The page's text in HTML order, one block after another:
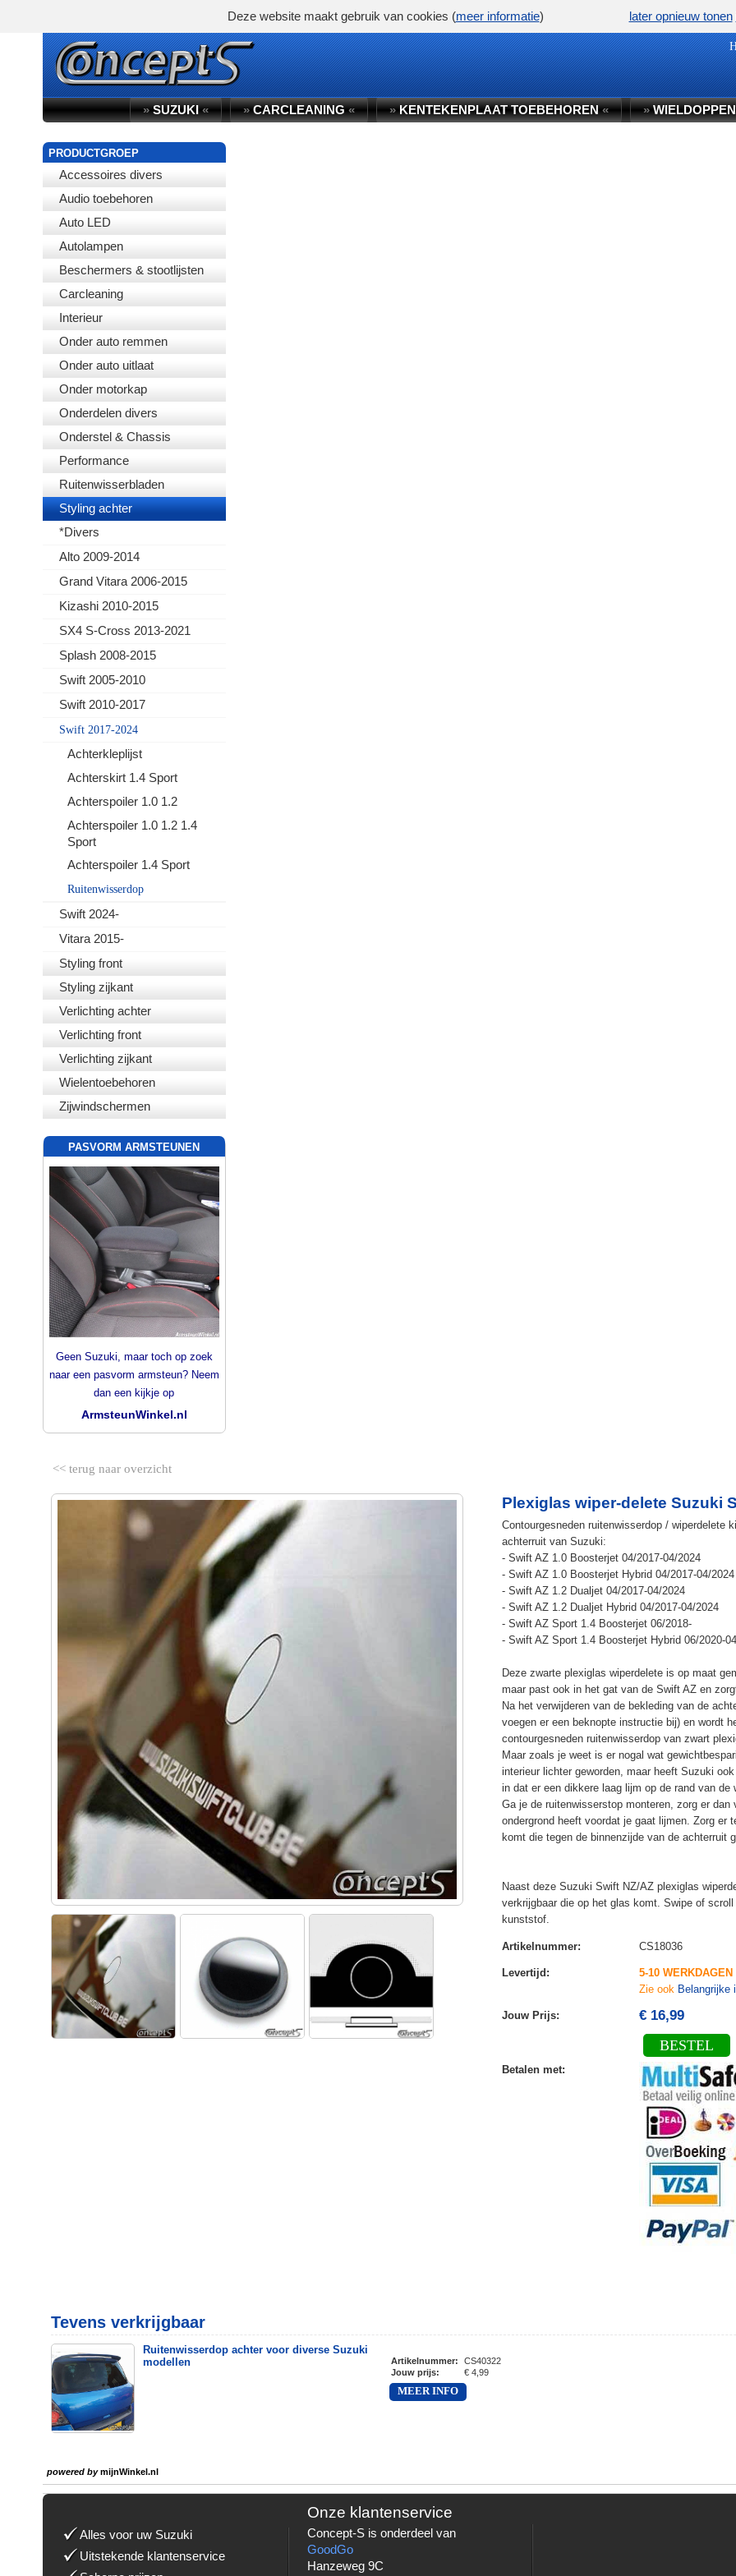
»SUZUKI« »CARCLEANING« »KENTEKENPLAAT TOEBEHOREN« »
PRODUCTGROEP
Accessoires divers
Audio toebehoren
Auto LED
Autolampen
Beschermers & stootlijsten
Carcleaning
Interieur
Onder auto remmen
Onder auto uitlaat
Onder motorkap
Onderdelen divers
Onderstel & Chassis
Performance
Ruitenwisserbladen
Styling achter
*Divers
Alto 2009-2014
Grand Vitara 2006-2015
Kizashi 2010-2015
SX4 S-Cross 2013-2021
Splash 2008-2015
Swift 2005-2010
Swift 2010-2017
Swift 2017-2024
Achterkleplijst
Achterskirt 1.4 Sport
Achterspoiler 1.0 1.2
Achterspoiler 1.0 1.2 1.4
Sport
Achterspoiler 1.4 Sport
Ruitenwisserdop
Swift 2024-
Vitara 2015-
Styling front
Styling zijkant
Verlichting achter
Verlichting front
Verlichting zijkant
Wielentoebehoren
Zijwindschermen
PASVORM ARMSTEUNEN
Geen Suzuki, maar toch op zoek
naar een pasvorm armsteun? Neem
dan een kijkje op
ArmsteunWinkel.nl
<< terug naar overzicht
Plexiglas wiper-delete Suzuki
Contourgesneden ruitenwisserdop / wiperdelete
achterruit van Suzuki:
- Swift AZ 1.0 Boosterjet 04/2017-04/2024
- Swift AZ 1.0 Boosterjet Hybrid 04/2017-04/2024
- Swift AZ 1.2 Dualjet 04/2017-04/2024
- Swift AZ 1.2 Dualjet Hybrid 04/2017-04/2024
- Swift AZ Sport 1.4 Boosterjet 06/2018-
- Swift AZ Sport 1.4 Boosterjet Hybrid 06/2020-
Deze zwarte plexiglas wiperdelete is op maat
maar past ook in het gat van de Swift AZ en
Na het verwijderen van de bekleding van de
voegen er een beknopte instructie bij) en wordt
contourgesneden ruitenwisserdop van zwart
Maar zoals je weet is er nogal wat
interieur lichter geworden, maar heeft Suzuki
in dat er een dikkere laag lijm op de rand van de
Ga je de ruitenwisserstop monteren, zorg er
ondergrond heeft voordat je gaat lijmen. Zorg er
komt die tegen de binnenzijde van de achterruit
Naast deze Suzuki Swift NZ/AZ plexiglas
verkrijgbaar die op het glas komt. Swipe of
kunststof.
Artikelnummer: CS18036
Levertijd:
5-10
Zie ook Belangrijke
Jouw Prijs: € 16,99
BESTEL
Betalen met:
Tevens verkrijgbaar
Ruitenwisserdop achter voor diverse Suzuki
modellen
Artikelnummer:
CS40322
Jouw prijs: € 4,99
MEER INFO
powered bymijnWinkel.nl
Alles voor uw Suzuki
Uitstekende klantenservice
Onze klantenservice
Concept-S is onderdeel van
GoodGo
Hanzeweg 9C
Deze website maakt gebruik van cookies (meer informatie) later opnieuw tonen